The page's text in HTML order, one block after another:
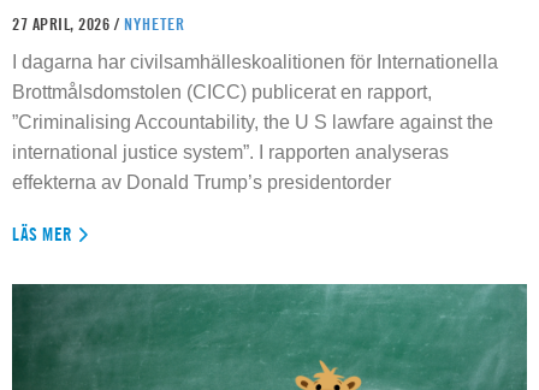
27 APRIL, 2026 / NYHETER
I dagarna har civilsamhälleskoalitionen för Internationella
Brottmålsdomstolen (CICC) publicerat en rapport,
”Criminalising Accountability, the U S lawfare against the
international justice system”. I rapporten analyseras
effekterna av Donald Trump’s presidentorder
LÄS MER